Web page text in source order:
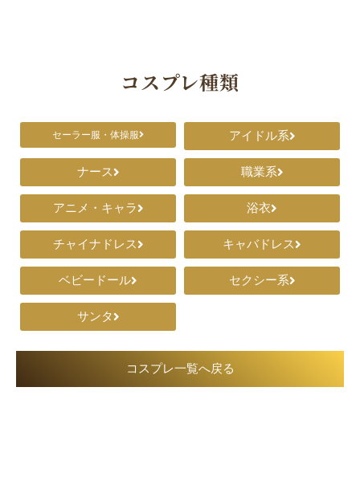
コスプレ種類
セーラー服・体操服 アイドル系
ナース 職業系
アニメ・キャラ 浴衣
チャイナドレス キャバドレス
ベビードール セクシー系
サンタ
コスプレ一覧へ戻る